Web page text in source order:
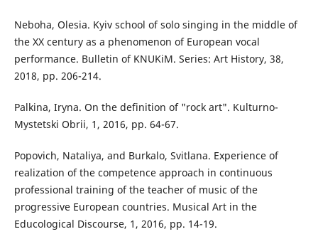
Neboha, Olesia. Kyiv school of solo singing in the middle of
the XX century as a phenomenon of European vocal
performance. Bulletin of KNUKiM. Series: Art History, 38,
2018, pp. 206-214.
Palkina, Iryna. On the definition of "rock art". Kulturno-
Mystetski Obrii, 1, 2016, pp. 64-67.
Popovich, Nataliya, and Burkalo, Svitlana. Experience of
realization of the competence approach in continuous
professional training of the teacher of music of the
progressive European countries. Musical Art in the
Educological Discourse, 1, 2016, pp. 14-19.